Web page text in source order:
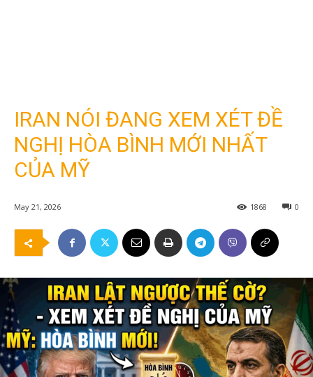
IRAN NÓI ĐANG XEM XÉT ĐỀ
NGHỊ HÒA BÌNH MỚI NHẤT
CỦA MỸ
May 21, 2026 0
1868